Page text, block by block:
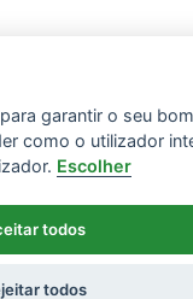
garantir o seu
como o utilizador
Escolher
todos
todos